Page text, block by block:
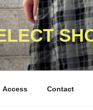
Access Contact